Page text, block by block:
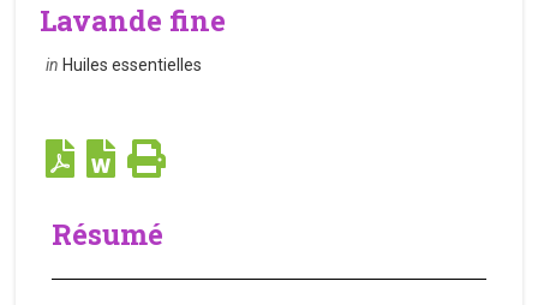
Lavande fine
in Huiles essentielles
Résumé